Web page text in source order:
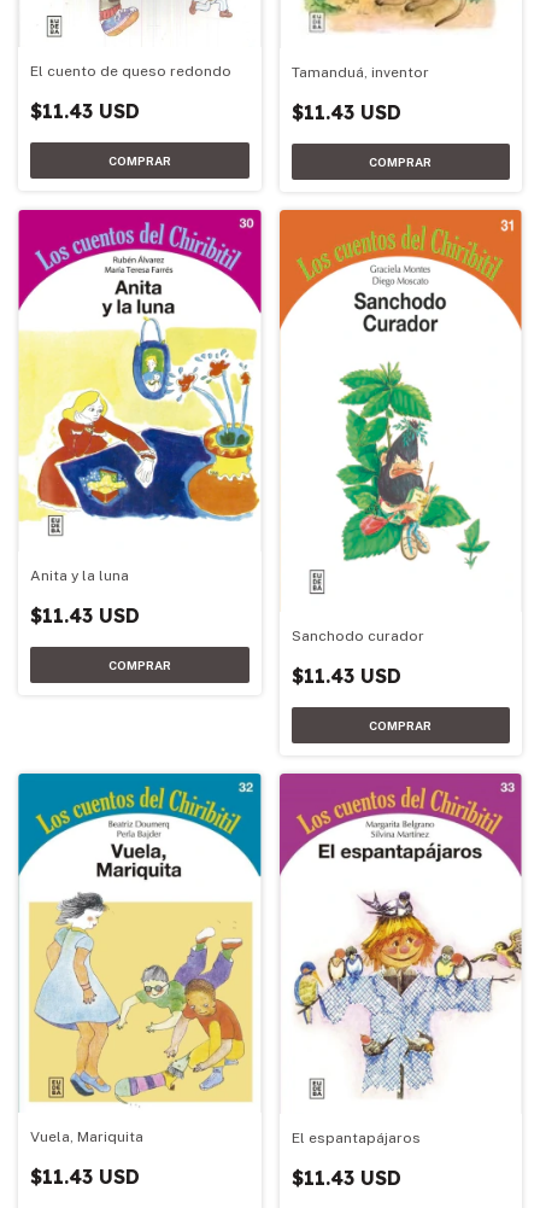
El cuento de queso redondo
$11.43 USD
Tamanduá, inventor
$11.43 USD
Anita y la luna
$11.43 USD
Sanchodo curador
$11.43 USD
Vuela, Mariquita
$11.43 USD
El espantapájaros
$11.43 USD